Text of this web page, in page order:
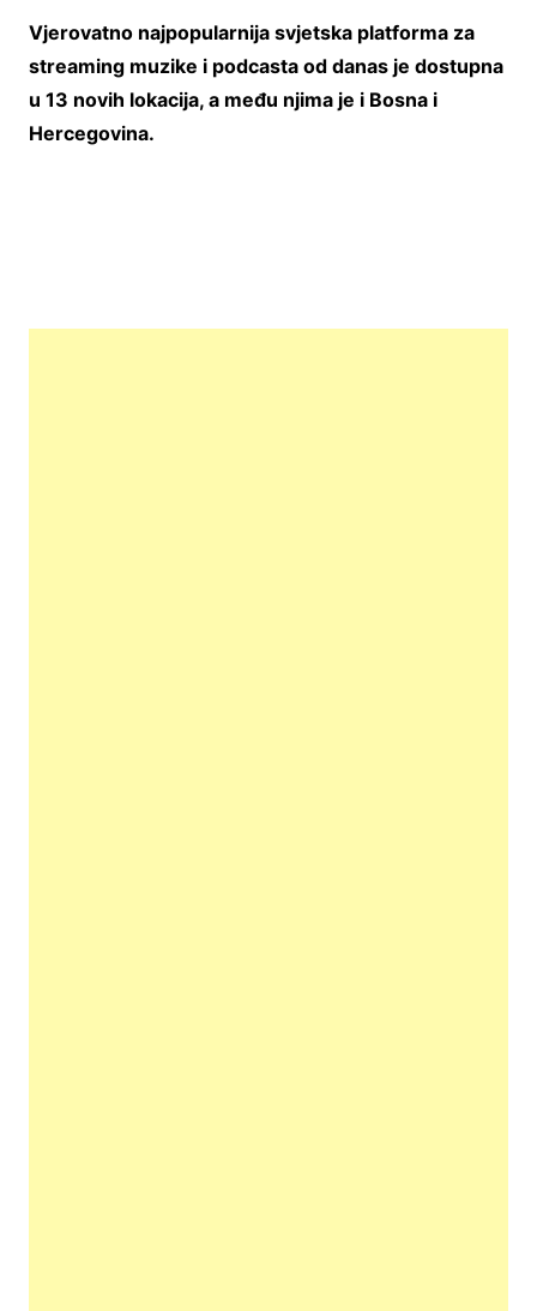
Vjerovatno najpopularnija svjetska platforma za
streaming muzike i podcasta od danas je dostupna
u 13 novih lokacija, a među njima je i Bosna i
Hercegovina.